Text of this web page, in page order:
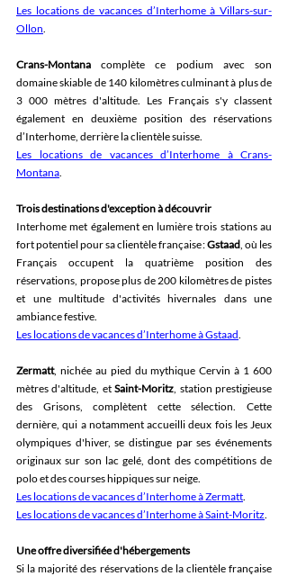
Les locations de vacances d’Interhome à Villars-sur-
Ollon.
Crans-Montana complète ce podium avec son
domaine skiable de 140 kilomètres culminant à plus de
3 000 mètres d'altitude. Les Français s'y classent
également en deuxième position des réservations
d’Interhome, derrière la clientèle suisse.
Les locations de vacances d’Interhome à Crans-
Montana.
Trois destinations d'exception à découvrir
Interhome met également en lumière trois stations au
fort potentiel pour sa clientèle française : Gstaad, où les
Français occupent la quatrième position des
réservations, propose plus de 200 kilomètres de pistes
et une multitude d'activités hivernales dans une
ambiance festive.
Les locations de vacances d’Interhome à Gstaad.
Zermatt, nichée au pied du mythique Cervin à 1 600
mètres d'altitude, et Saint-Moritz, station prestigieuse
des Grisons, complètent cette sélection. Cette
dernière, qui a notamment accueilli deux fois les Jeux
olympiques d'hiver, se distingue par ses événements
originaux sur son lac gelé, dont des compétitions de
polo et des courses hippiques sur neige.
Les locations de vacances d’Interhome à Zermatt.
Les locations de vacances d’Interhome à Saint-Moritz.
Une offre diversifiée d'hébergements
Si la majorité des réservations de la clientèle française